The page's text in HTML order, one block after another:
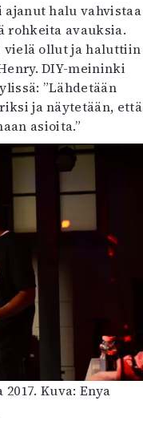
ajanut halu vahvistaa
rohkeita avauksia.
vielä ollut ja haluttiin
DIY-meininki
”Lähdetään
ja näytetään, että
asioita.”
Kuva: Enya